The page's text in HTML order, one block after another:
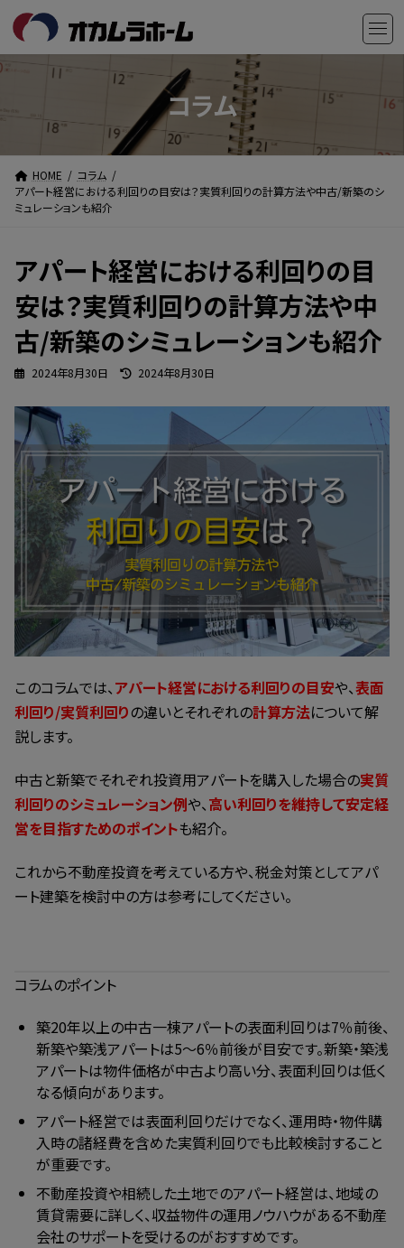
テ
ン
キ
ゲ
ー
に
コラム
HOME
コラム
アパート経営における利回りの目安は？実質利回りの計算方法や中古/新築のシ
ミュレーションも紹介
アパート経営における利回りの目
安は？実質利回りの計算方法や中
古/新築のシミュレーションも紹介
2024年8月30日
最
更
時
2024年8月30日
このコラムでは、アパート経営における利回りの目安や、表面
利回り/実質利回りの違いとそれぞれの計算方法について解
説します。
中古と新築でそれぞれ投資用アパートを購入した場合の実質
利回りのシミュレーション例や、高い利回りを維持して安定経
営を目指すためのポイントも紹介。
これから不動産投資を考えている方や、税金対策としてアパ
ート建築を検討中の方は参考にしてください。
コラムのポイント
築20年以上の中古一棟アパートの表面利回りは7％前後、
新築や築浅アパートは5～6％前後が目安です。新築・築浅
アパートは物件価格が中古より高い分、表面利回りは低く
なる傾向があります。
アパート経営では表面利回りだけでなく、運用時・物件購
入時の諸経費を含めた実質利回りでも比較検討すること
が重要です。
不動産投資や相続した土地でのアパート経営は、地域の
賃貸需要に詳しく、収益物件の運用ノウハウがある不動産
会社のサポートを受けるのがおすすめです。